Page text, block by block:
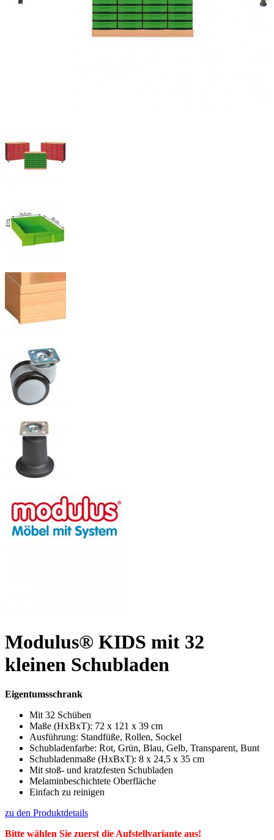
Modulus® KIDS mit 32
kleinen Schubladen
Eigentumsschrank
Mit 32 Schüben
Maße (HxBxT): 72 x 121 x 39 cm
Ausführung: Standfüße, Rollen, Sockel
Schubladenfarbe: Rot, Grün, Blau, Gelb, Transparent, Bunt
Schubladenmaße (HxBxT): 8 x 24,5 x 35 cm
Mit stoß- und kratzfesten Schubladen
Melaminbeschichtete Oberfläche
Einfach zu reinigen
zu den Produktdetails
Bitte wählen Sie zuerst die Aufstellvariante aus!